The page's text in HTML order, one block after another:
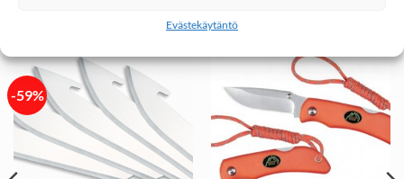
Evästekäytäntö
-59%